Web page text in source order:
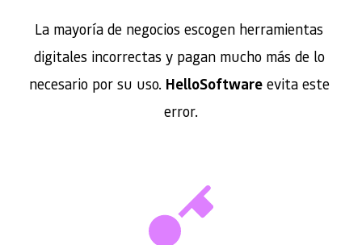
La mayoría de negocios escogen herramientas
digitales incorrectas y pagan mucho más de lo
necesario por su uso. HelloSoftware evita este
error.